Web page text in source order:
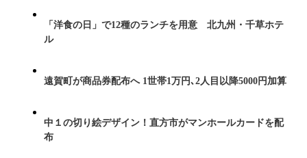
「洋食の日」で12種のランチを用意 北九州・千草ホテ
ル
遠賀町が商品券配布へ 1世帯1万円､2人目以降5000円加算
中１の切り絵デザイン！直方市がマンホールカードを配
布